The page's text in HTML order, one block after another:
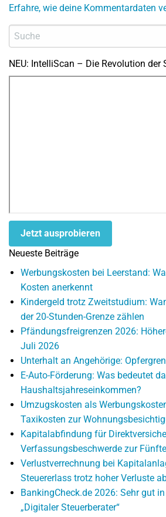
Erfahre, wie deine Kommentardaten
NEU: IntelliScan – Die Revolution der
Jetzt ausprobieren
Neueste Beiträge
Werbungskosten bei Leerstand:
Kosten anerkennt
Kindergeld trotz Zweitstudium:
der 20-Stunden-Grenze zählen
Pfändungsfreigrenzen 2026:
Juli 2026
Unterhalt an Angehörige:
E-Auto-Förderung: Was bedeutet
Haushaltsjahreseinkommen?
Umzugskosten als
Taxikosten zur
Kapitalabfindung für
Verfassungsbeschwerde zur
Verlustverrechnung bei
Steuererlass trotz hoher Verluste
BankingCheck.de 2026: Sehr gut
„Digitaler Steuerberater“